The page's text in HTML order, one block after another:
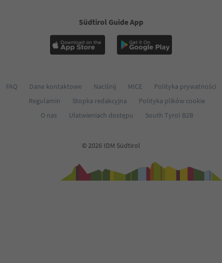
Südtirol Guide App
FAQ Dane kontaktowe Naciśnij MICE
Polityka prywatności
Regulamin
Stopka redakcyjna
Polityka plików cookie
O nas
Ułatwieniach dostępu South Tyrol B2B
© 2026 IDM Südtirol